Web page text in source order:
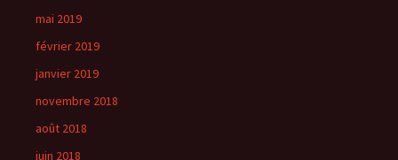
mai 2019
février 2019
janvier 2019
novembre 2018
août 2018
juin 2018